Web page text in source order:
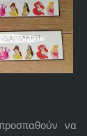
να